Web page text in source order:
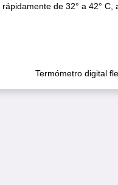
de 32° a 42°
Termómetro digital